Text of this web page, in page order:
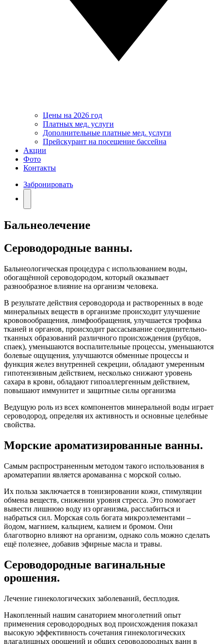
Цены на 2026 год
Платных мед. услуги
Дополнительные платные мед. услуги
Прейскурант на посещение бассейна
Акции
Фото
Контакты
Забронировать
Бальнеолечение
Сероводородные ванны.
Бальнеологическая процедура с использованием воды,
обогащённой сероводородом, который оказывает
разнообразное влияние на организм человека.
В результате действия сероводорода и растворенных в воде
минеральных веществ в организме происходит улучшение
крововообращения, лимфообращения, улучшается трофика
тканей и органов, происходит рассасывание соединительно-
тканных образований различного происхождения (рубцов,
спаек), уменьшаются воспалительные процессы, уменьшаются
болевые ощущения, улучшаются обменные процессы и
функция желез внутренней секреции, обладают умеренным
гипотензивным действием, несколько снижают уровень
сахара в крови, обладают гипоаллергенным действием,
повышают иммунитет и защитные силы организма
Ведущую роль из всех компонентов минеральной воды играет
сероводород, определяя их активность и основные целебные
свойства.
Морские ароматизированные ванны.
Самым распространенным методом такого использования в
ароматерапии является аромаванна с морской солью.
Их польза заключается в тонизировании кожи, стимуляции
обмена веществ, снижении уровня стресса. Это помогает
вывести лишнюю воду из организма, расслабиться и
набраться сил. Морская соль богата микроэлементами –
йодом, магнием, кальцием, калием и бромом. Они
благотворно влияют на организм, однако соль можно сделать
ещё полезнее, добавив эфирные масла и травы.
Сероводородные вагинальные
орошения.
Лечение гинекологических заболеваний, бесплодия.
Накопленный нашим санаторием многолетний опыт
применения сероводородных вод происхождения показал
высокую эффективность сочетания гинекологических
влагалищных орошений и общих сероводородных ванн в